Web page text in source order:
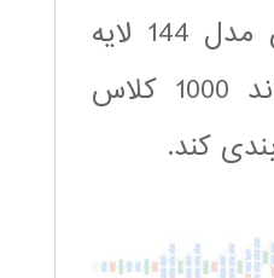
شده است. این مدل 144 لایه
دارد و می تواند 1000 کلاس
کند.